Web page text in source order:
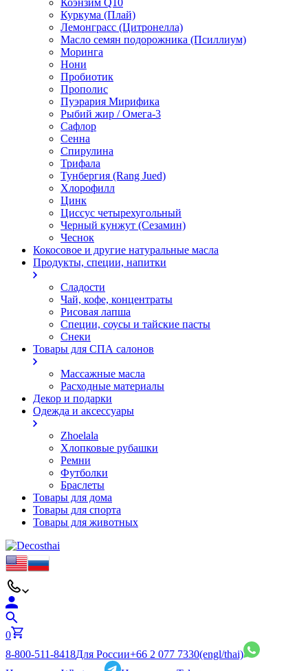
Коэнзим Q10
Куркума (Плай)
Лемонграсс (Цитронелла)
Масло семян подорожника (Псиллиум)
Моринга
Нони
Пробиотик
Прополис
Пуэрария Мирифика
Рыбий жир / Омега-3
Сафлор
Сенна
Спирулина
Трифала
Тунбергия (Rang Jued)
Хлорофилл
Цинк
Циссус четырехугольный
Черный кунжут (Сезамин)
Чеснок
Кокосовое и другие натуральные масла
Продукты, специи, напитки
Сладости
Чай, кофе, концентраты
Рисовая лапша
Специи, соусы и тайские пасты
Снеки
Товары для СПА салонов
Массажные масла
Расходные материалы
Декор и подарки
Одежда и аксессуары
Zhoelala
Хлопковые рубашки
Ремни
Футболки
Браслеты
Товары для дома
Товары для спорта
Товары для животных
0
8-800-511-8418Для России+66 2 077 7330(engl/thai)